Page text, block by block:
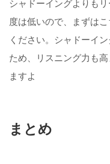
シャドーイングよりも
度は低いので、まずは
ください。シャドーイ
ため、リスニング力も
ますよ
まとめ